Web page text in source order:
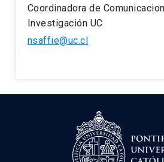
Coordinadora de
Investigación UC
nsaffie@uc.cl